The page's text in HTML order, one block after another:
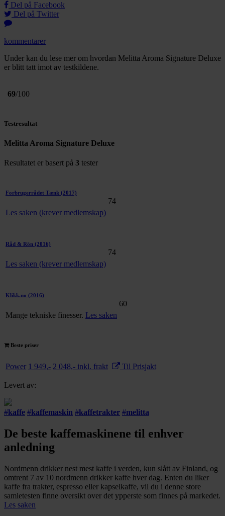
Del på Facebook
Del på Twitter
kommentarer
Under kan du lese mer om hvordan Melitta Aroma Signature Deluxe
er blitt tatt imot av testkildene.
69/100
Testresultat
Melitta Aroma Signature Deluxe
Resultatet er basert på 3 tester
Forbrugerrådet Tænk (2017)
Les saken (krever medlemskap)
74
Råd & Rön (2016)
Les saken (krever medlemskap)
74
Klikk.no (2016)
Mange tekniske finesser. Les saken
60
Beste priser
Power 1 949,- 2 048,- inkl. frakt Til Prisjakt
Levert av:
#kaffe #kaffemaskin #kaffetrakter #melitta
De beste kaffemaskinene til enhver
anledning
Nordmenn drikker nest mest kaffe i verden, kun slått av Finland, og
omtrent 7 av 10 nordmenn drikker kaffe hver dag. Enten du liker
kaffe fra trakter, espresso eller kapselkaffe, vil du i denne store
samletesten finne oversikt over det ypperste som finnes på markedet.
Les saken